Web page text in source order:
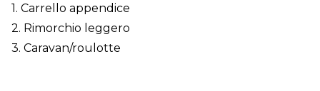
1. Carrello appendice
2. Rimorchio leggero
3. Caravan/roulotte